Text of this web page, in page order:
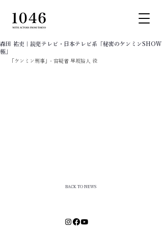
森田 祐吏｜読売テレビ・日本テレビ系「秘密のケンミンSHOW
極」
「ケンミン刑事」- 容疑者 早坂裕人 役
BACK TO NEWS